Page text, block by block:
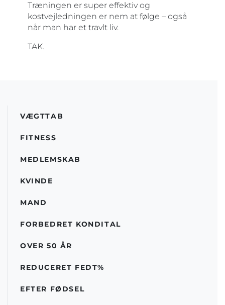
Træningen er super effektiv og
kostvejledningen er nem at følge – også
når man har et travlt liv.
TAK.
VÆGTTAB
FITNESS
MEDLEMSKAB
KVINDE
MAND
FORBEDRET KONDITAL
OVER 50 ÅR
REDUCERET FEDT%
EFTER FØDSEL